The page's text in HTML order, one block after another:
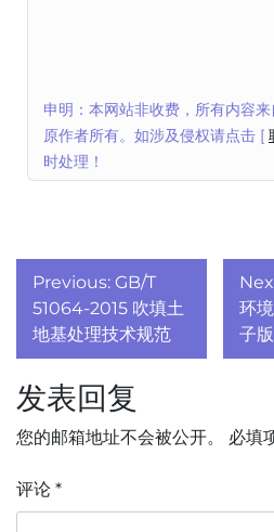
申明：本网站非收费，所有内容
原作者所有。如涉及侵权请点击 [
时处理！
文
章
导
航
Previous: GB/T
51064-2015 吹填土
地基处理技术规范
环
子
发表回复
您的邮箱地址不会被公开。 必填
评论 *